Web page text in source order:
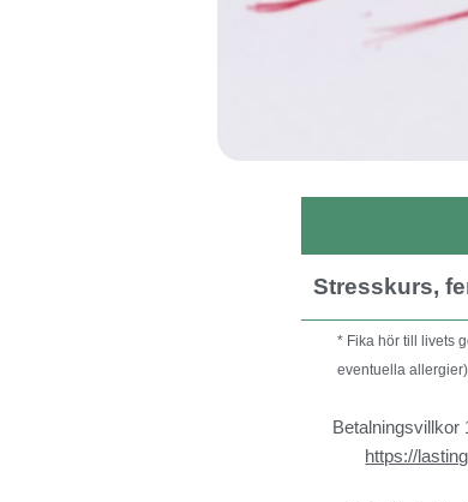
Stresskurs,
* Fika hör till livets
eventuella allergier)
Betalningsvillkor
https://